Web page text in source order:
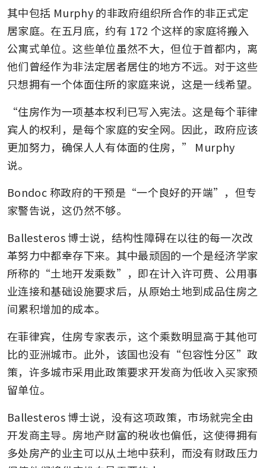
其中包括 Murphy 的非政府组织所合作的非正式定
居家庭。在五月底，约有 172 个这样的家庭将搬入
公寓式单位。这些单位虽然不大，但位于首都内，离
他们曾经作为非法定居者居住的地方不远。对于这些
只想拥有一个体面住所的家庭来说，这是一线希望。
“住房作为一项基本权利已写入宪法。这是每个菲律
宾人的权利，是每个家庭的安全网。因此，政府应该
更加努力，确保人人有体面的住房，” Murphy
说。
Bondoc 称政府的干预是“一个良好的开端”，但专
家警告说，这仍然不够。
Ballesteros 博士说，结构性障碍在以往的每一次改
革努力中都幸存下来。其中最顽固的一个是经济学家
所称的“土地开发乘数”，即在计入许可费、公用事
业连接和基础设施要求后，从原始土地到成品住房之
间累积增加的成本。
在菲律宾，住房专家表示，这个乘数明显高于其他可
比的亚洲城市。此外，该国也没有“包容性分区”政
策，许多城市采用此政策要求开发商为低收入买家预
留单位。
Ballesteros 博士说，没有这项政策，市场就完全由
开发商主导。房地产财富的税收也偏低，这使得拥有
多处房产的业主可以从土地中获利，而没有财政压力